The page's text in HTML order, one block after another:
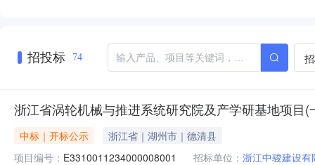
招投标 74
浙江省涡轮机械与推进系统研究院及产学研基地项目(
中标｜开标公示
浙江省｜湖州市｜德清县
项目编号： E3310011234000008001 招标单位： 浙江中骏建设有